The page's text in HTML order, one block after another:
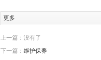
更多
上一篇：没有了
下一篇： 维护保养